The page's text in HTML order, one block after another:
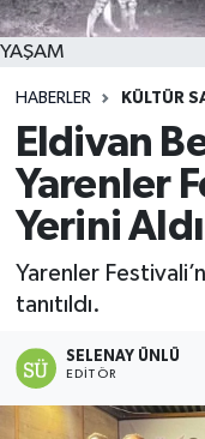
YAŞAM
HABERLER KÜLTÜR
Eldivan
Yarenler
Yerini Aldı
Yarenler
tanıtıldı.
SELENAY ÜNLÜ
EDITÖR